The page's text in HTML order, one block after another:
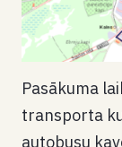
Pasākuma
transporta
autobusu